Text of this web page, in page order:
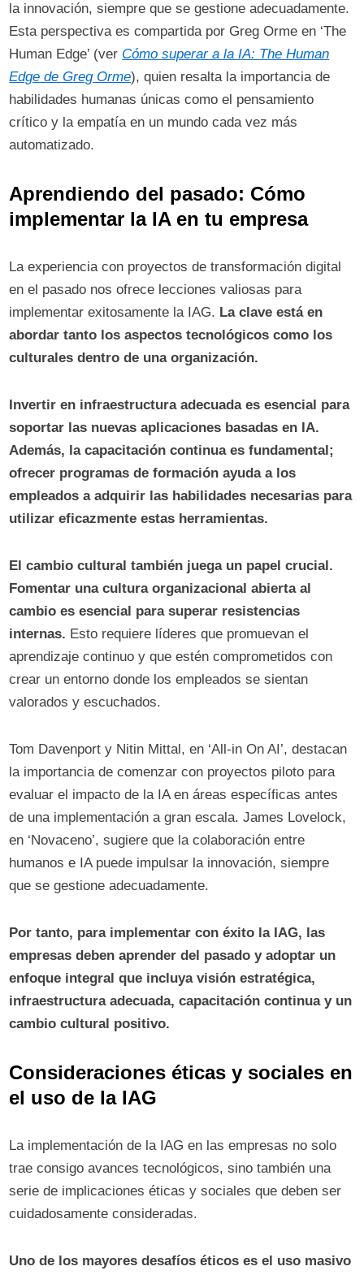
la innovación, siempre que se gestione adecuadamente.
Esta perspectiva es compartida por Greg Orme en ‘The
Human Edge’ (ver Cómo superar a la IA: The Human
Edge de Greg Orme), quien resalta la importancia de
habilidades humanas únicas como el pensamiento
crítico y la empatía en un mundo cada vez más
automatizado.
Aprendiendo del pasado: Cómo
implementar la IA en tu empresa
La experiencia con proyectos de transformación digital
en el pasado nos ofrece lecciones valiosas para
implementar exitosamente la IAG. La clave está en
abordar tanto los aspectos tecnológicos como los
culturales dentro de una organización.
Invertir en infraestructura adecuada es esencial para
soportar las nuevas aplicaciones basadas en IA.
Además, la capacitación continua es fundamental;
ofrecer programas de formación ayuda a los
empleados a adquirir las habilidades necesarias para
utilizar eficazmente estas herramientas.
El cambio cultural también juega un papel crucial.
Fomentar una cultura organizacional abierta al
cambio es esencial para superar resistencias
internas. Esto requiere líderes que promuevan el
aprendizaje continuo y que estén comprometidos con
crear un entorno donde los empleados se sientan
valorados y escuchados.
Tom Davenport y Nitin Mittal, en ‘All-in On AI’, destacan
la importancia de comenzar con proyectos piloto para
evaluar el impacto de la IA en áreas específicas antes
de una implementación a gran escala. James Lovelock,
en ‘Novaceno’, sugiere que la colaboración entre
humanos e IA puede impulsar la innovación, siempre
que se gestione adecuadamente.
Por tanto, para implementar con éxito la IAG, las
empresas deben aprender del pasado y adoptar un
enfoque integral que incluya visión estratégica,
infraestructura adecuada, capacitación continua y un
cambio cultural positivo.
Consideraciones éticas y sociales en
el uso de la IAG
La implementación de la IAG en las empresas no solo
trae consigo avances tecnológicos, sino también una
serie de implicaciones éticas y sociales que deben ser
cuidadosamente consideradas.
Uno de los mayores desafíos éticos es el uso masivo